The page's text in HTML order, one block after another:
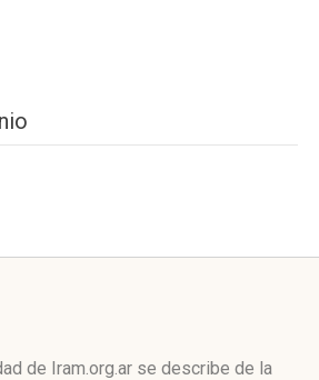
de Iram.org.ar se describe de la